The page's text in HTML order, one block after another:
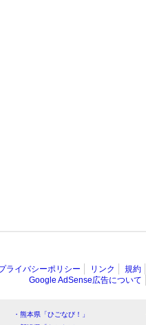
ライバシーポリシー リンク 規約
Google AdSense広告について
・熊本県「ひごなび！」